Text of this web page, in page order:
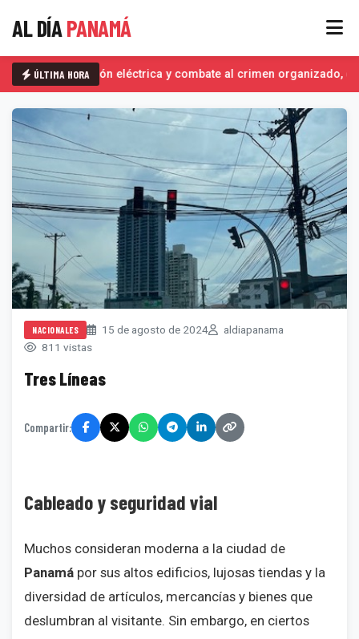
AL DÍAPANAMÁ
ÚLTIMA HORA
Interconexión eléctrica y combate al crimen organizado,
NACIONALES 15 de agosto de 2024
aldiapanama
811 vistas
Tres Líneas
Compartir:
Cableado y seguridad vial
Muchos consideran moderna a la ciudad de
Panamá por sus altos edificios, lujosas tiendas y la
diversidad de artículos, mercancías y bienes que
deslumbran al visitante. Sin embargo, en ciertos